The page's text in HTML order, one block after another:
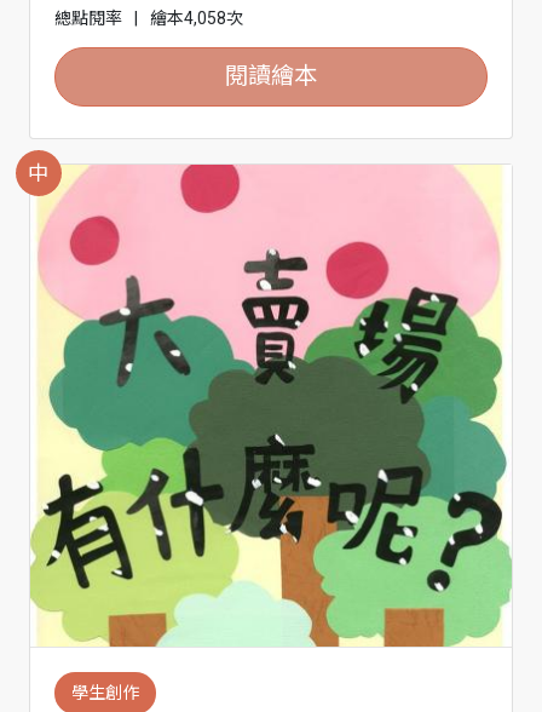
總點閱率
繪本4,058次
閱讀繪本
中
學生創作